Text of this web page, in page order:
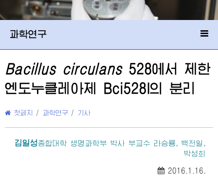
과학연구
Bacillus circulans528에서 제한
엔도누클레아제 Bci528I의 분리
첫페지 / 과학연구 / 기사
김일성종합대학 생명과학부 박사 부교수 라승룡, 백천일,
박성희
2016.1.16.